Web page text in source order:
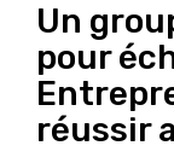
Un
pour
réussir